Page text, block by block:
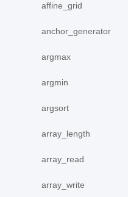
affine_grid
anchor_generator
argmax
argmin
argsort
array_length
array_read
array_write